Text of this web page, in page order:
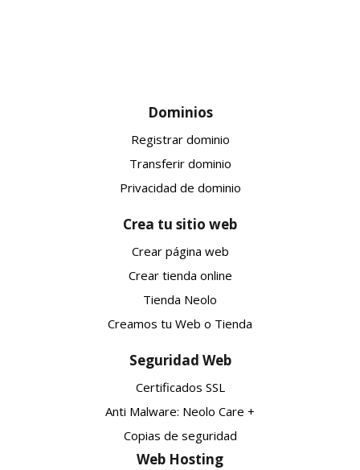
Dominios
Registrar dominio
Transferir dominio
Privacidad de dominio
Crea tu sitio web
Crear página web
Crear tienda online
Tienda Neolo
Creamos tu Web o Tienda
Seguridad Web
Certificados SSL
Anti Malware: Neolo Care +
Copias de seguridad
Web Hosting